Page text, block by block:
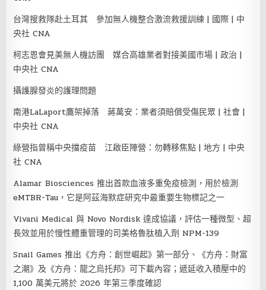
台灣搜救隊赴土耳其 參加無人機整合激流救援訓練 | 國際 | 中
央社 CNA
柯志恩會見美無人機訪團 媒合高雄業者對接美國市場 | 政治 |
中央社 CNA
攝護腺發炎的護理問題
南港LaLaport鷹架掉落 蔣萬安：業者須賠償受傷民眾 | 社會 |
中央社 CNA
綠營指曾稱中央擋疫苗 江啟臣陣營：勿轉移焦點 | 地方 | 中央
社 CNA
Alamar Biosciences 推出首款血液多重免疫檢測，用於檢測
eMTBR-Tau，它是阿茲海默症研究中最重要生物標記之一
Vivani Medical 與 Novo Nordisk 達成協議，評估一種微型、超
長效並用於慢性體重管理的司美格魯肽植入劑 NPM-139
Snail Games 推出《方舟：創世崛起》第一部分、《方舟：財富
之潮》及《方舟：龍之烏托邦》可下載內容；遞延收入積壓中的
1,100 萬美元將於 2026 年第三季度確認